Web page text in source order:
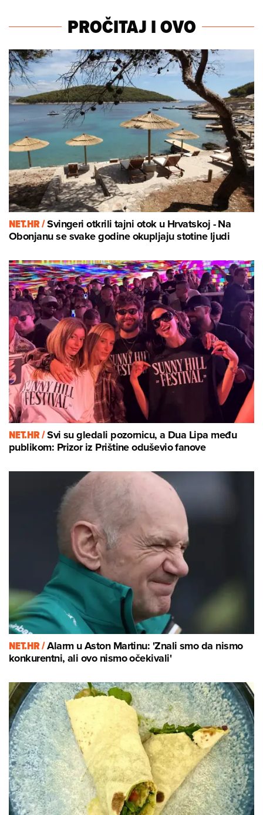
PROČITAJ I OVO
NET.HR /Svingeri otkrili tajni otok u Hrvatskoj - Na
Obonjanu se svake godine okupljaju stotine ljudi
NET.HR /Svi su gledali pozornicu, a Dua Lipa među
publikom: Prizor iz Prištine oduševio fanove
NET.HR /Alarm u Aston Martinu: 'Znali smo da nismo
konkurentni, ali ovo nismo očekivali'